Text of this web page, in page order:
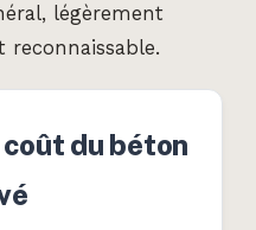
légèrement
du béton